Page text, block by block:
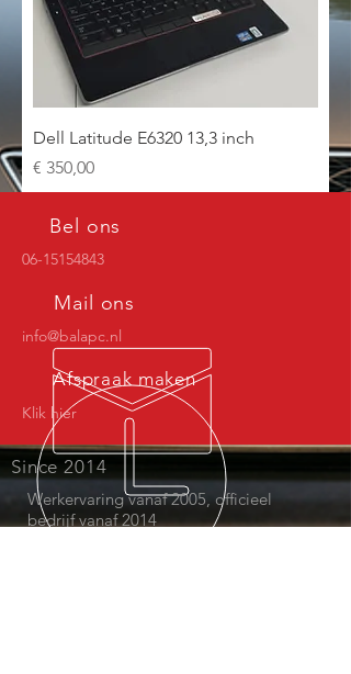
Dell Latitude E6320 13,3 inch
Prijs
€ 350,00
Bel ons
06-15154843
Mail ons
info@balapc.nl
Afspraak maken
Klik hier
Since 2014
Werkervaring vanaf 2005, officieel
bedrijf vanaf 2014